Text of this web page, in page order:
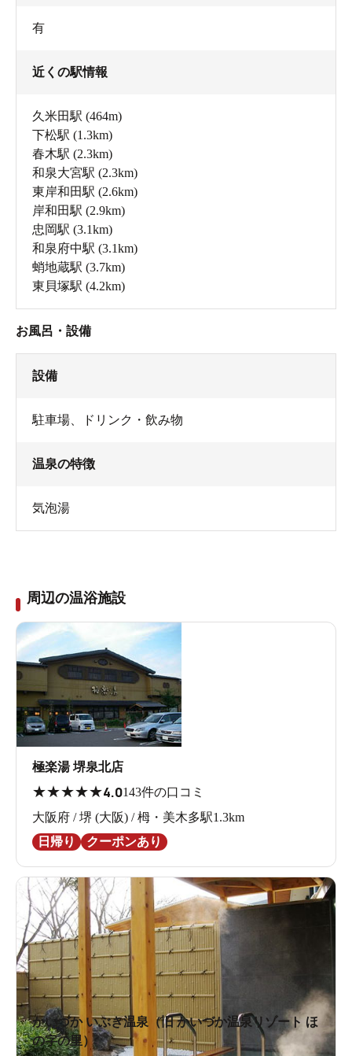
有
近くの駅情報
久米田駅 (464m)
下松駅 (1.3km)
春木駅 (2.3km)
和泉大宮駅 (2.3km)
東岸和田駅 (2.6km)
岸和田駅 (2.9km)
忠岡駅 (3.1km)
和泉府中駅 (3.1km)
蛸地蔵駅 (3.7km)
東貝塚駅 (4.2km)
お風呂・設備
設備
駐車場 ドリンク・飲み物
温泉の特徴
気泡湯
周辺の温浴施設
極楽湯 堺泉北店
★★★★★4.0143件の口コミ
大阪府 / 堺 (大阪) / 栂・美木多駅1.3km
日帰り
クーポンあり
かいづか いぶき温泉（旧 かいづか温泉リゾート ほ
の字の里）